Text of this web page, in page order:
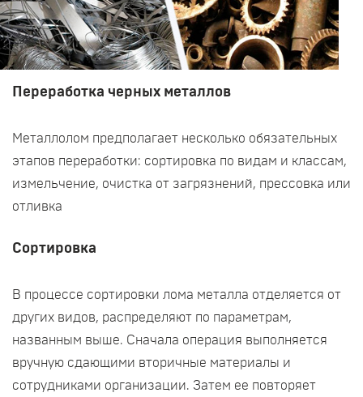
Переработка черных металлов
Металлолом предполагает несколько обязательных
этапов переработки: сортировка по видам и классам,
измельчение, очистка от загрязнений, прессовка или
отливка
Сортировка
В процессе сортировки лома металла отделяется от
других видов, распределяют по параметрам,
названным выше. Сначала операция выполняется
вручную сдающими вторичные материалы и
сотрудниками организации. Затем ее повторяет